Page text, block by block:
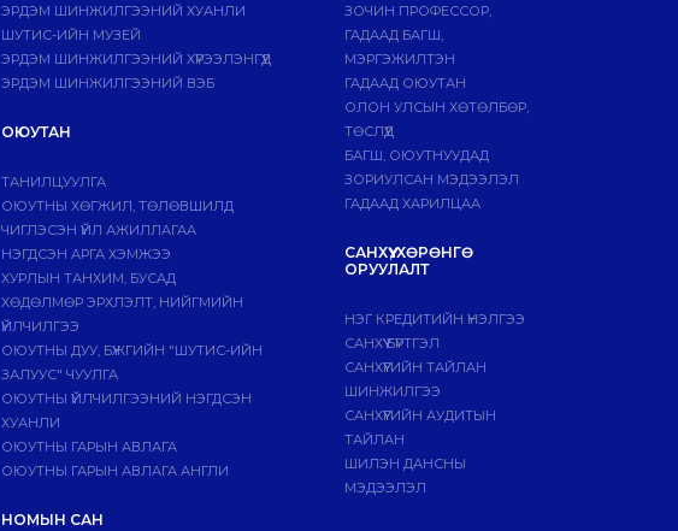
ЭРДЭМ ШИНЖИЛГЭЭНИЙ ХУАНЛИ
ШУТИС-ИЙН МУЗЕЙ
ЭРДЭМ ШИНЖИЛГЭЭНИЙ ХҮРЭЭЛЭНГҮҮД
ЭРДЭМ ШИНЖИЛГЭЭНИЙ ВЭБ
ОЮУТАН
ТАНИЛЦУУЛГА
ОЮУТНЫ ХӨГЖИЛ, ТӨЛӨВШИЛД
ЧИГЛЭСЭН ҮЙЛ АЖИЛЛАГАА
НЭГДСЭН АРГА ХЭМЖЭЭ
ХУРЛЫН ТАНХИМ, БУСАД
ХӨДӨЛМӨР ЭРХЛЭЛТ, НИЙГМИЙН
ҮЙЛЧИЛГЭЭ
ОЮУТНЫ ДУУ, БҮЖГИЙН "ШУТИС-ИЙН
ЗАЛУУС" ЧУУЛГА
ОЮУТНЫ ҮЙЛЧИЛГЭЭНИЙ НЭГДСЭН
ХУАНЛИ
ОЮУТНЫ ГАРЫН АВЛАГА
ОЮУТНЫ ГАРЫН АВЛАГА АНГЛИ
НОМЫН САН
ЗОЧИН ПРОФЕССОР,
ГАДААД БАГШ,
МЭРГЭЖИЛТЭН
ГАДААД ОЮУТАН
ОЛОН УЛСЫН ХӨТӨЛБӨР,
ТӨСЛҮҮД
БАГШ, ОЮУТНУУДАД
ЗОРИУЛСАН МЭДЭЭЛЭЛ
ГАДААД ХАРИЛЦАА
САНХҮҮ, ХӨРӨНГӨ
ОРУУЛАЛТ
НЭГ КРЕДИТИЙН ҮНЭЛГЭЭ
САНХҮҮ БҮРТГЭЛ
САНХҮҮГИЙН ТАЙЛАН
ШИНЖИЛГЭЭ
САНХҮҮГИЙН АУДИТЫН
ТАЙЛАН
ШИЛЭН ДАНСНЫ
МЭДЭЭЛЭЛ